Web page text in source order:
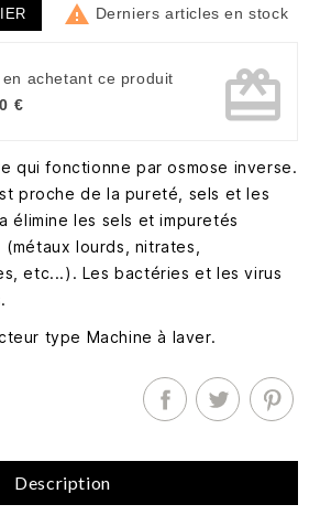
 Derniers articles en stock
en achetant ce produit
€ card_giftcard
qui fonctionne par osmose inverse.
proche de la pureté, sels et les
élimine les sels et impuretés
lourds, nitrates,
etc...). Les bactéries et les virus
type Machine à laver.
Description